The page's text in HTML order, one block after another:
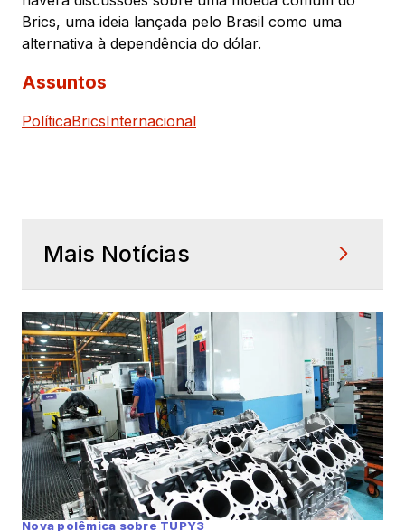
Brics, uma ideia lançada pelo Brasil como uma
alternativa à dependência do dólar.
Assuntos
PolíticaBricsInternacional
Mais Notícias
Nova polêmica sobre TUPY3